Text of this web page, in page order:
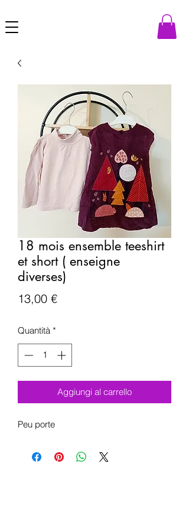
18 mois ensemble teeshirt
et short ( enseigne
diverses)
13,00 €Prezzo
Quantità *
Aggiungi al carrello
Peu porte